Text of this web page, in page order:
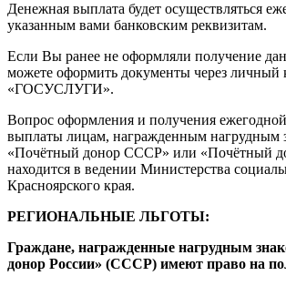
Денежная выплата будет осуществляться
указанным вами банковским реквизитам.
Если Вы ранее не оформляли получение
можете оформить документы через личный
«ГОСУСЛУГИ».
Вопрос оформления и получения
выплаты лицам, награжденным нагрудным
«Почётный донор СССР» или «Почётный
находится в ведении Министерства
Красноярского края.
РЕГИОНАЛЬНЫЕ ЛЬГОТЫ:
Граждане, награжденные нагрудным
донор России» (СССР) имеют право на